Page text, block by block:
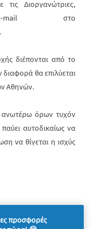
τις Διοργανώτριες,
-mail στο
.
διέπονται από το
διαφορά θα επιλύεται
Αθηνών.
όρων τυχόν
αυτοδικαίως να
να θίγεται η ισχύς
προσφορές